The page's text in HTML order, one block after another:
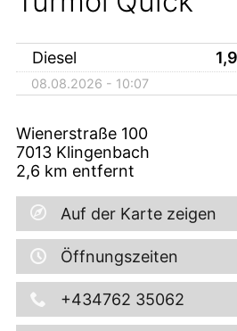
Diesel
08.08.2026 - 10:07
Wienerstraße 100
7013 Klingenbach
2,6 km entfernt
Auf der Karte zeigen
Öffnungszeiten
+434762 35062